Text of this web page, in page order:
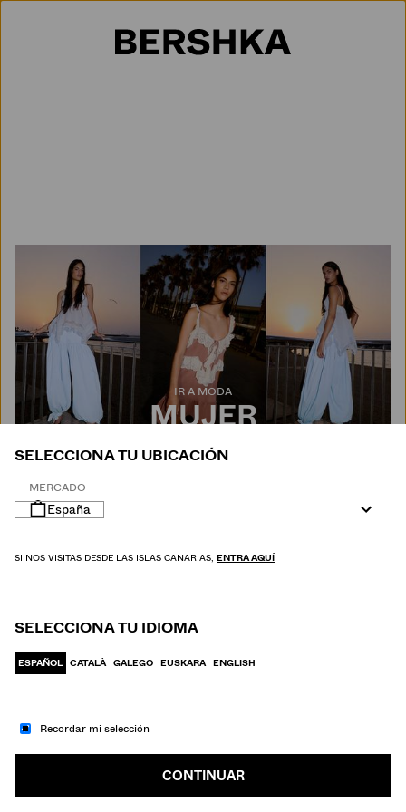
Selección de país
IR A MODA
MUJER
HOMBRE
SELECCIONA TU UBICACIÓN
MERCADO
España
SI NOS VISITAS DESDE LAS ISLAS CANARIAS, ENTRA AQUÍ
SELECCIONA TU IDIOMA
ESPAÑOL CATALÀ GALEGO EUSKARA ENGLISH
Recordar mi selección
CONTINUAR